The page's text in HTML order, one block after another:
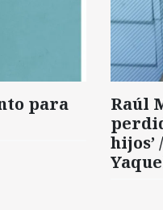
para
Raúl
hijos’